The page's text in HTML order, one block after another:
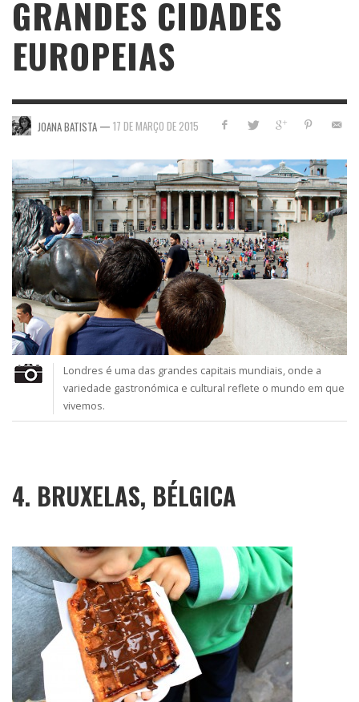
GRANDES CIDADES
EUROPEIAS
JOANA BATISTA — 17 DE MARÇO DE 2015
Londres é uma das grandes capitais mundiais, onde a
variedade gastronómica e cultural reflete o mundo em que
vivemos.
4. BRUXELAS, BÉLGICA